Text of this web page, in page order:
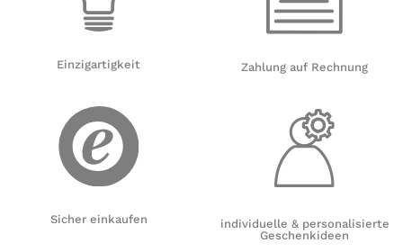
Einzigartigkeit
Sicher einkaufen
Zahlung auf Rechnung
individuelle & personalisierte
Geschenkideen